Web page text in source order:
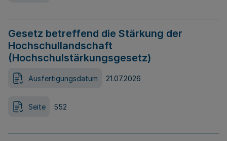
Gesetz betreffend die Stärkung der
Hochschullandschaft
(Hochschulstärkungsgesetz)
Ausfertigungsdatum 21.07.2026
Seite 552